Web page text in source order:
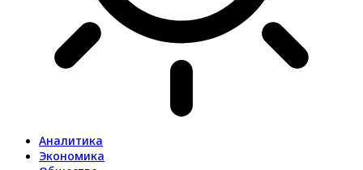
Аналитика
Экономика